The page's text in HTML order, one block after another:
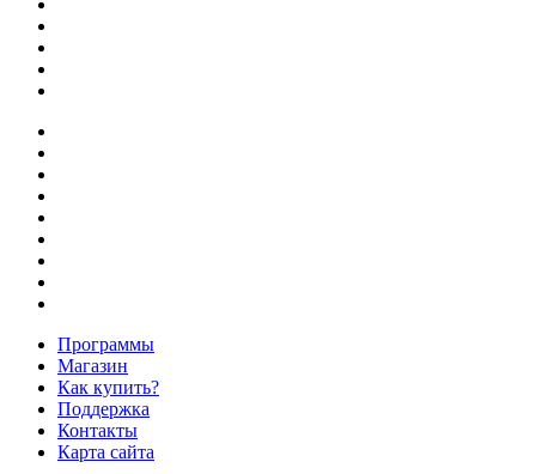
Программы
Магазин
Как купить?
Поддержка
Контакты
Карта сайта